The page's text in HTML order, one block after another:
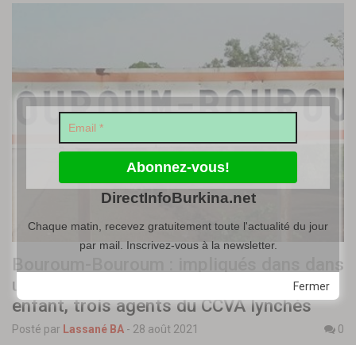
Bouroum-Bouroum : impliqués dans dans
un accident qui a causé la mort d’un
enfant, trois agents du CCVA lynchés
Posté par Lassané BA - 28 août 2021
0
Fermer
DirectInfoBurkina.net
Chaque matin, recevez gratuitement toute l'actualité du jour
par mail. Inscrivez-vous à la newsletter.